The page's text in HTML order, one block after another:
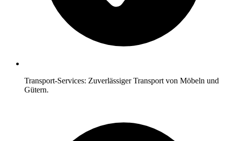
Transport-Services: Zuverlässiger Transport von Möbeln und
Gütern.